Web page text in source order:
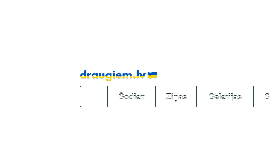
Pāriet
uz
saturu
Šodien Ziņas Galerijas